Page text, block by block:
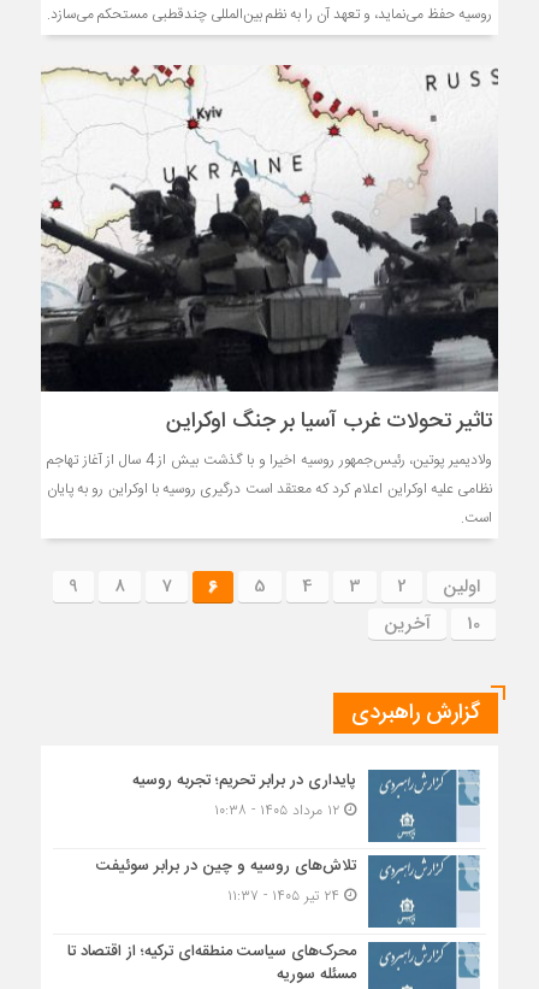
روسیه حفظ می‌نماید، و تعهد آن را به نظم بین‌المللی چندقطبی مستحکم می‌سازد.
تاثیر تحولات غرب آسیا بر جنگ اوکراین
ولادیمیر پوتین، رئیس‌جمهور روسیه اخیرا و با گذشت بیش از 4 سال از آغاز تهاجم
نظامی علیه اوکراین اعلام کرد که معتقد است درگیری روسیه با اوکراین رو به پایان
است.
اولین 2
3
4
5
6
7
8
9
10
آخرین
گزارش راهبردی
پایداری در برابر تحریم؛ تجربه روسیه
۱۲ مرداد ۱۴۰۵ - ۱۰:۳۸
تلاش‌های روسیه و چین در برابر سوئیفت
محرک‌های سیاست منطقه‌‎ای ترکیه؛ از اقتصاد تا
مسئله سوریه